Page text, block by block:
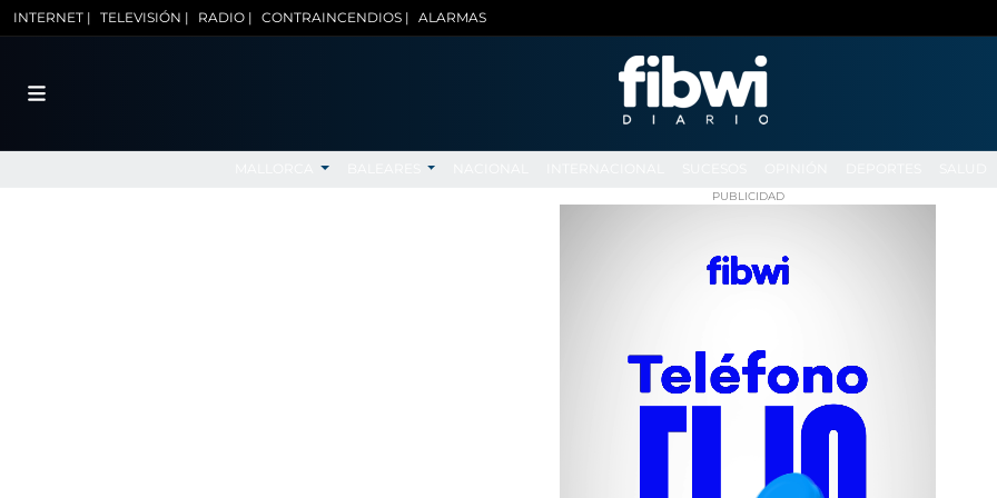
INTERNET | TELEVISIÓN | RADIO | CONTRAINCENDIOS | ALARMAS